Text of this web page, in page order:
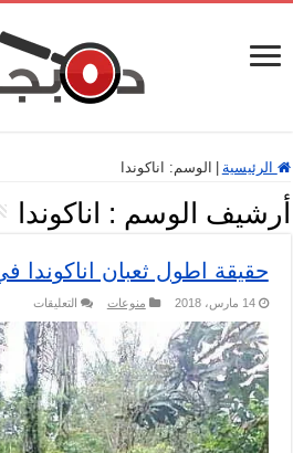
الرئيسية الوسم: اناكوندا
أرشيف الوسم : اناكوندا
حقيقة اطول ثعبان اناكوندا
14 مارس، 2018 منوعات التعليقات
اطول
ثعبان
في
العالم
مغلقة